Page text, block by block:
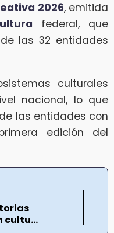
2026, emitida
federal, que
las 32 entidades
culturales
nacional, lo que
las entidades con
edición del
cultu...